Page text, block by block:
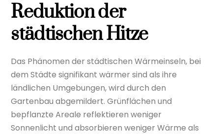
Reduktion der
städtischen Hitze
Das Phänomen der städtischen Wärmeinseln, bei
dem Städte signifikant wärmer sind als ihre
ländlichen Umgebungen, wird durch den
Gartenbau abgemildert. Grünflächen und
bepflanzte Areale reflektieren weniger
Sonnenlicht und absorbieren weniger Wärme als